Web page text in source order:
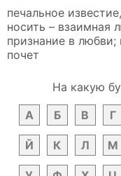
печальное
носить – взаимная
признание в
почет
На какую
А
Б В Г
Й К Л М